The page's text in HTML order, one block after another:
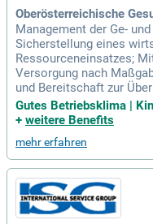
Oberösterreichische
Management der Ge-
Sicherstellung eines
Ressourceneinsatzes;
Versorgung nach
und Bereitschaft zur
Gutes Betriebsklima |
+ weitere Benefits
mehr erfahren